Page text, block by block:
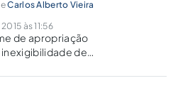
eCarlos Alberto Vieira
às 11:56
de apropriação
de
pequenos